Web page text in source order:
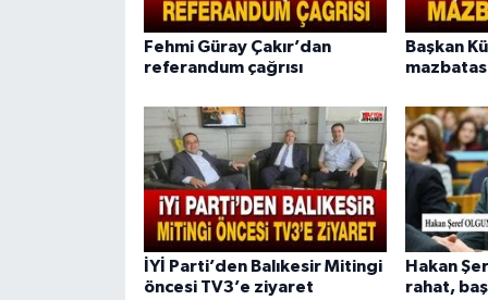
Fehmi Güray Çakır’dan
referandum çağrısı
Başkan
İYİ Parti’den Balıkesir Mitingi
öncesi TV3’e ziyaret
Hakan
rahat,